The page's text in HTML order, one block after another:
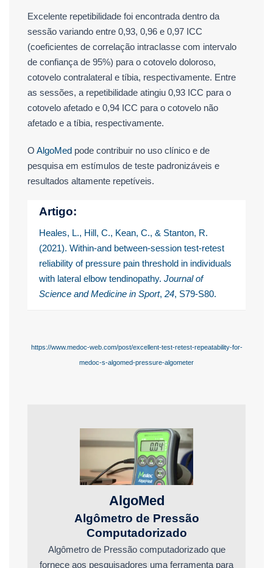
Excelente repetibilidade foi encontrada dentro da
sessão variando entre 0,93, 0,96 e 0,97 ICC
(coeficientes de correlação intraclasse com intervalo
de confiança de 95%) para o cotovelo doloroso,
cotovelo contralateral e tíbia, respectivamente. Entre
as sessões, a repetibilidade atingiu 0,93 ICC para o
cotovelo afetado e 0,94 ICC para o cotovelo não
afetado e a tíbia, respectivamente.
O AlgoMed pode contribuir no uso clínico e de
pesquisa em estímulos de teste padronizáveis ​​e
resultados altamente repetíveis.
Artigo:
Heales, L., Hill, C., Kean, C., & Stanton, R.
(2021). Within-and between-session test-retest
reliability of pressure pain threshold in individuals
with lateral elbow tendinopathy.Journal of
Science and Medicine in Sport,24, S79-S80.
https://www.medoc-web.com/post/excellent-test-retest-repeatability-for-
medoc-s-algomed-pressure-algometer
AlgoMed
Algômetro de Pressão
Computadorizado
Algômetro de Pressão computadorizado que
fornece aos pesquisadores uma ferramenta para